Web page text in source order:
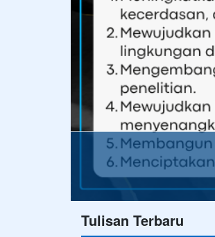
Tulisan Terbaru